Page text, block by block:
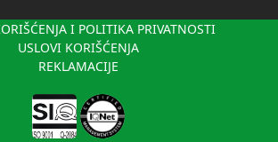
I POLITIKA PRIVATNOSTI
USLOVI KORIŠĆENJA
REKLAMACIJE